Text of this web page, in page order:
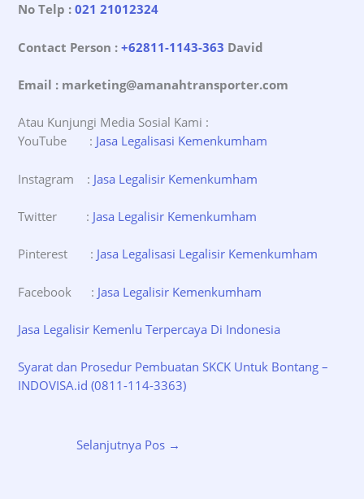
No Telp :021 21012324
Contact Person :+62811-1143-363 David
Email : marketing@amanahtransporter.com
Atau Kunjungi Media Sosial Kami :
YouTube : Jasa Legalisasi Kemenkumham
Instagram : Jasa Legalisir Kemenkumham
Twitter : Jasa Legalisir Kemenkumham
Pinterest : Jasa Legalisasi Legalisir Kemenkumham
Facebook : Jasa Legalisir Kemenkumham
Jasa Legalisir Kemenlu Terpercaya Di Indonesia
Syarat dan Prosedur Pembuatan SKCK Untuk Bontang –
INDOVISA.id (0811-114-3363)
Selanjutnya Pos →